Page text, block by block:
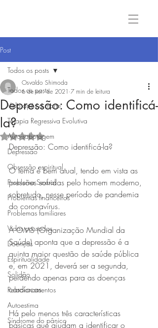
Post
Todos os posts
Vida após a morte
Terapia Regressiva Evolutiva
Auto-sabotagem
Depressão
Obsessão espiritual
Problema Sexual
Problemas financeiros
Problemas familiares
Vidas passadas
Doenças
Espiritualidade
Solidão
Relacionamentos
Autoestima
Síndrome do pânico
Todos os posts
Depressão: Como identificá-
la?
Osvaldo Shimoda
6 de set. de 2021 7 min de leitura
Avaliado com NaN de 5 estrelas.
Depressão: Como identificá-la?
O tema é bem atual, tendo em vista as
pressões sofridas pelo homem moderno,
sobretudo, nesse período de pandemia
do coronavírus.
A OMS (Organização Mundial da
Saúde) aponta que a depressão é a
quinta maior questão de saúde pública
e, em 2021, deverá ser a segunda,
perdendo apenas para as doenças
cardíacas.
Há pelo menos três características
básicas que ajudam a identificar o